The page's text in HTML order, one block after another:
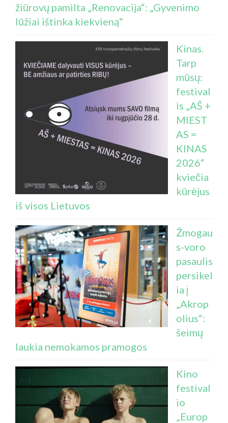
žiūrovų pamilta „Renovacija“: „Gyvenimo
lūžiai ištinka kiekvieną“
Kinas.
Tarp
mūsų:
festival
is „AŠ +
MIEST
AS =
KINAS
2026“
kviečia
kūrėjus
iš visos Lietuvos
Žmogau
s-voro
pasaulis
persikel
ia į
„Akrop
olius“:
šeimų
laukia nemokamos pramogos
Kino
festival
io
„Europ